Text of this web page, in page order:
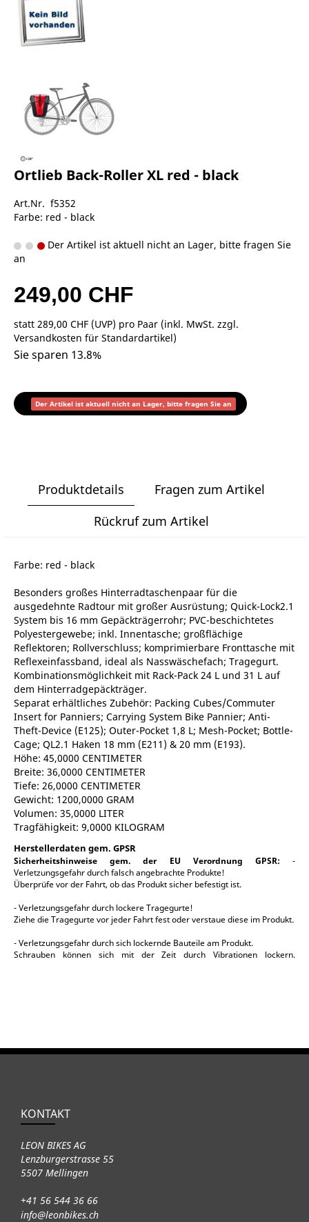
Ortlieb Back-Roller XL red - black
Art.Nr. f5352
Farbe: red - black
Der Artikel ist aktuell nicht an Lager, bitte fragen Sie
an
249,00 CHF
statt 289,00 CHF (UVP) pro Paar (inkl. MwSt. zzgl.
Versandkosten für Standardartikel)
Sie sparen 13.8%
Der Artikel ist aktuell nicht an Lager, bitte fragen Sie an
Produktdetails
Fragen zum Artikel
Rückruf zum Artikel
Farbe: red - black
Besonders großes Hinterradtaschenpaar für die
ausgedehnte Radtour mit großer Ausrüstung; Quick-Lock2.1
System bis 16 mm Gepäckträgerrohr; PVC-beschichtetes
Polyestergewebe; inkl. Innentasche; großflächige
Reflektoren; Rollverschluss; komprimierbare Fronttasche mit
Reflexeinfassband, ideal als Nasswäschefach; Tragegurt.
Kombinationsmöglichkeit mit Rack-Pack 24 L und 31 L auf
dem Hinterradgepäckträger.
Separat erhältliches Zubehör: Packing Cubes/Commuter
Insert for Panniers; Carrying System Bike Pannier; Anti-
Theft-Device (E125); Outer-Pocket 1,8 L; Mesh-Pocket; Bottle-
Cage; QL2.1 Haken 18 mm (E211) & 20 mm (E193).
Höhe: 45,0000 CENTIMETER
Breite: 36,0000 CENTIMETER
Tiefe: 26,0000 CENTIMETER
Gewicht: 1200,0000 GRAM
Volumen: 35,0000 LITER
Tragfähigkeit: 9,0000 KILOGRAM
Herstellerdaten gem. GPSR
Sicherheitshinweise gem. der EU Verordnung GPSR: -
Verletzungsgefahr durch falsch angebrachte Produkte!
Überprüfe vor der Fahrt, ob das Produkt sicher befestigt ist.
- Verletzungsgefahr durch lockere Tragegurte!
Ziehe die Tragegurte vor jeder Fahrt fest oder verstaue diese im Produkt.
- Verletzungsgefahr durch sich lockernde Bauteile am Produkt.
Schrauben können sich mit der Zeit durch Vibrationen lockern.
KONTAKT
LEON BIKES AG
Lenzburgerstrasse 55
5507 Mellingen
+41 56 544 36 66
info@leonbikes.ch